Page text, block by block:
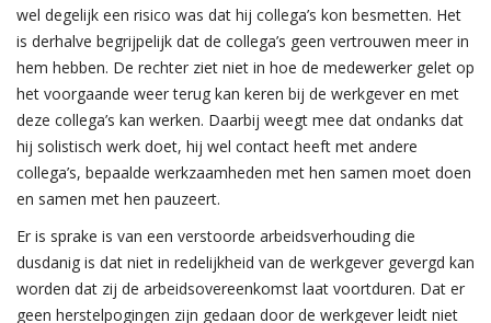
wel degelijk een risico was dat hij collega’s kon besmetten. Het
is derhalve begrijpelijk dat de collega’s geen vertrouwen meer in
hem hebben. De rechter ziet niet in hoe de medewerker gelet op
het voorgaande weer terug kan keren bij de werkgever en met
deze collega’s kan werken. Daarbij weegt mee dat ondanks dat
hij solistisch werk doet, hij wel contact heeft met andere
collega’s, bepaalde werkzaamheden met hen samen moet doen
en samen met hen pauzeert.
Er is sprake is van een verstoorde arbeidsverhouding die
dusdanig is dat niet in redelijkheid van de werkgever gevergd kan
worden dat zij de arbeidsovereenkomst laat voortduren. Dat er
geen herstelpogingen zijn gedaan door de werkgever leidt niet